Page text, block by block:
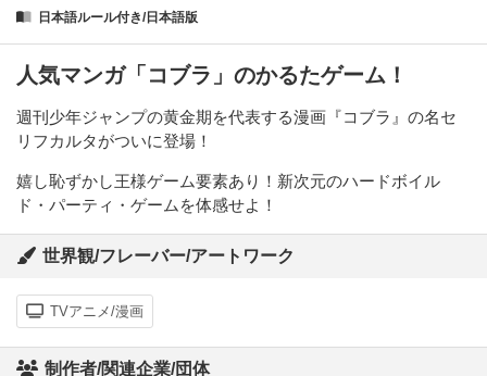
日本語ルール付き/日本語版
人気マンガ「コブラ」のかるたゲーム！
週刊少年ジャンプの黄金期を代表する漫画『コブラ』の名セ
リフカルタがついに登場！
嬉し恥ずかし王様ゲーム要素あり！新次元のハードボイル
ド・パーティ・ゲームを体感せよ！
世界観/フレーバー/アートワーク
TVアニメ/漫画
制作者/関連企業/団体